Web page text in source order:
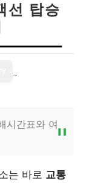
선 탑승
시간표와 여
는 바로 교통